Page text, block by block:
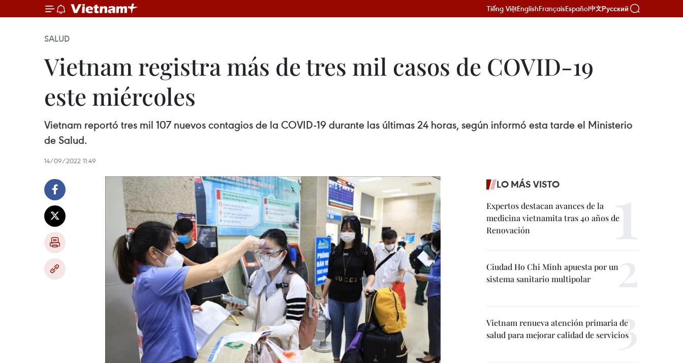
Tiếng ViệtEnglishFrançaisEspañol中文Русский
SALUD
Vietnam registra más de tres mil casos de COVID-19
este miércoles
Vietnam reportó tres mil 107 nuevos contagios de la COVID-19 durante las últimas 24 horas, según informó esta tarde el Ministerio
de Salud.
14/09/2022 11:49
LO MÁS VISTO
Expertos destacan avances de la
medicina vietnamita tras 40 años de
Renovación
Ciudad Ho Chi Minh apuesta por un
sistema sanitario multipolar
Vietnam renueva atención primaria de
salud para mejorar calidad de servicios